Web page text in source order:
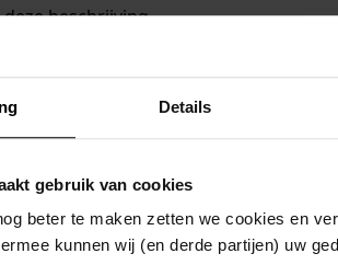
Details
gebruik van cookies
beter te maken zetten we cookies en
kunnen wij (en derde partijen) uw
beschrijving
Wervershoof; Oprichten van een
1985
Wervershoof; Oprichten van een
met winkel, 1983-1989
Wervershoof; Oprichten van een